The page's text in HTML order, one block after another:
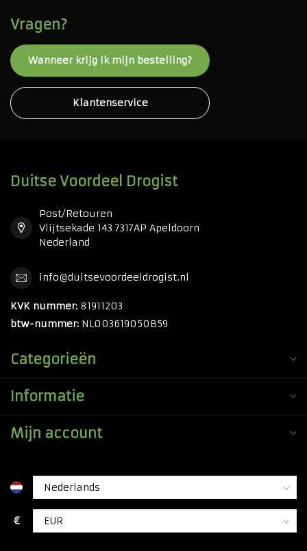
Vragen?
Wanneer krijg ik mijn bestelling?
Klantenservice
Duitse Voordeel Drogist
Post/Retouren
Vlijtsekade 143 7317AP Apeldoorn
Nederland
info@duitsevoordeeldrogist.nl
KVK nummer: 81911203
btw-nummer: NL003619050B59
Categorieën
Informatie
Mijn account
€